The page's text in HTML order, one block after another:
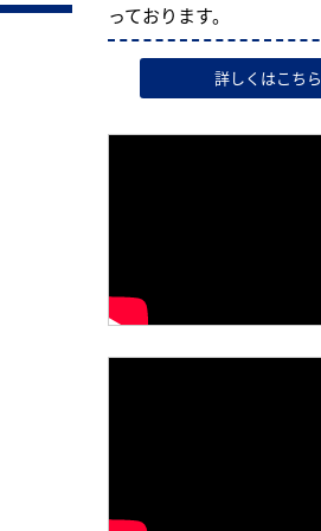
っております。
詳しくはこちら